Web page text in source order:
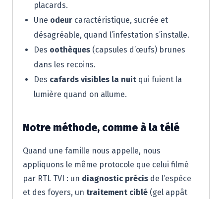
placards.
Une odeur caractéristique, sucrée et
désagréable, quand l’infestation s’installe.
Des oothèques (capsules d’œufs) brunes
dans les recoins.
Des cafards visibles la nuit qui fuient la
lumière quand on allume.
Notre méthode, comme à la télé
Quand une famille nous appelle, nous
appliquons le même protocole que celui filmé
par RTL TVI : un diagnostic précis de l’espèce
et des foyers, un traitement ciblé (gel appât